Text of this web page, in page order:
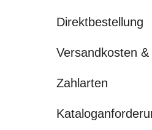
Direktbestellung
Versandkosten
Zahlarten